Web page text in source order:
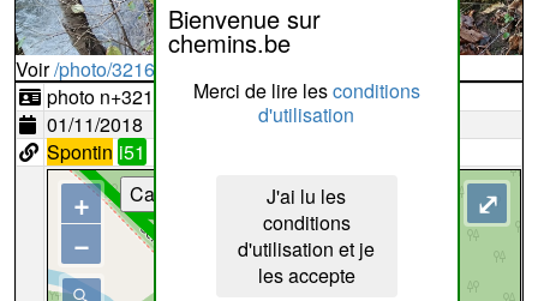
Bienvenue sur
chemins.be
Merci de lire lesconditions
d'utilisation
J'ai lu les
conditions
d'utilisation et je
les accepte
Voir/photo/321628?typ=d
photo n+321628
01/11/2018
Spontin i51
+
−
⤢
Cartes